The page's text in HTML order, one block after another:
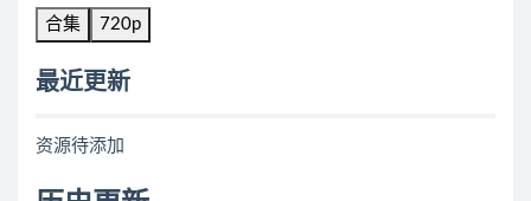
合集 720p
最近更新
资源待添加